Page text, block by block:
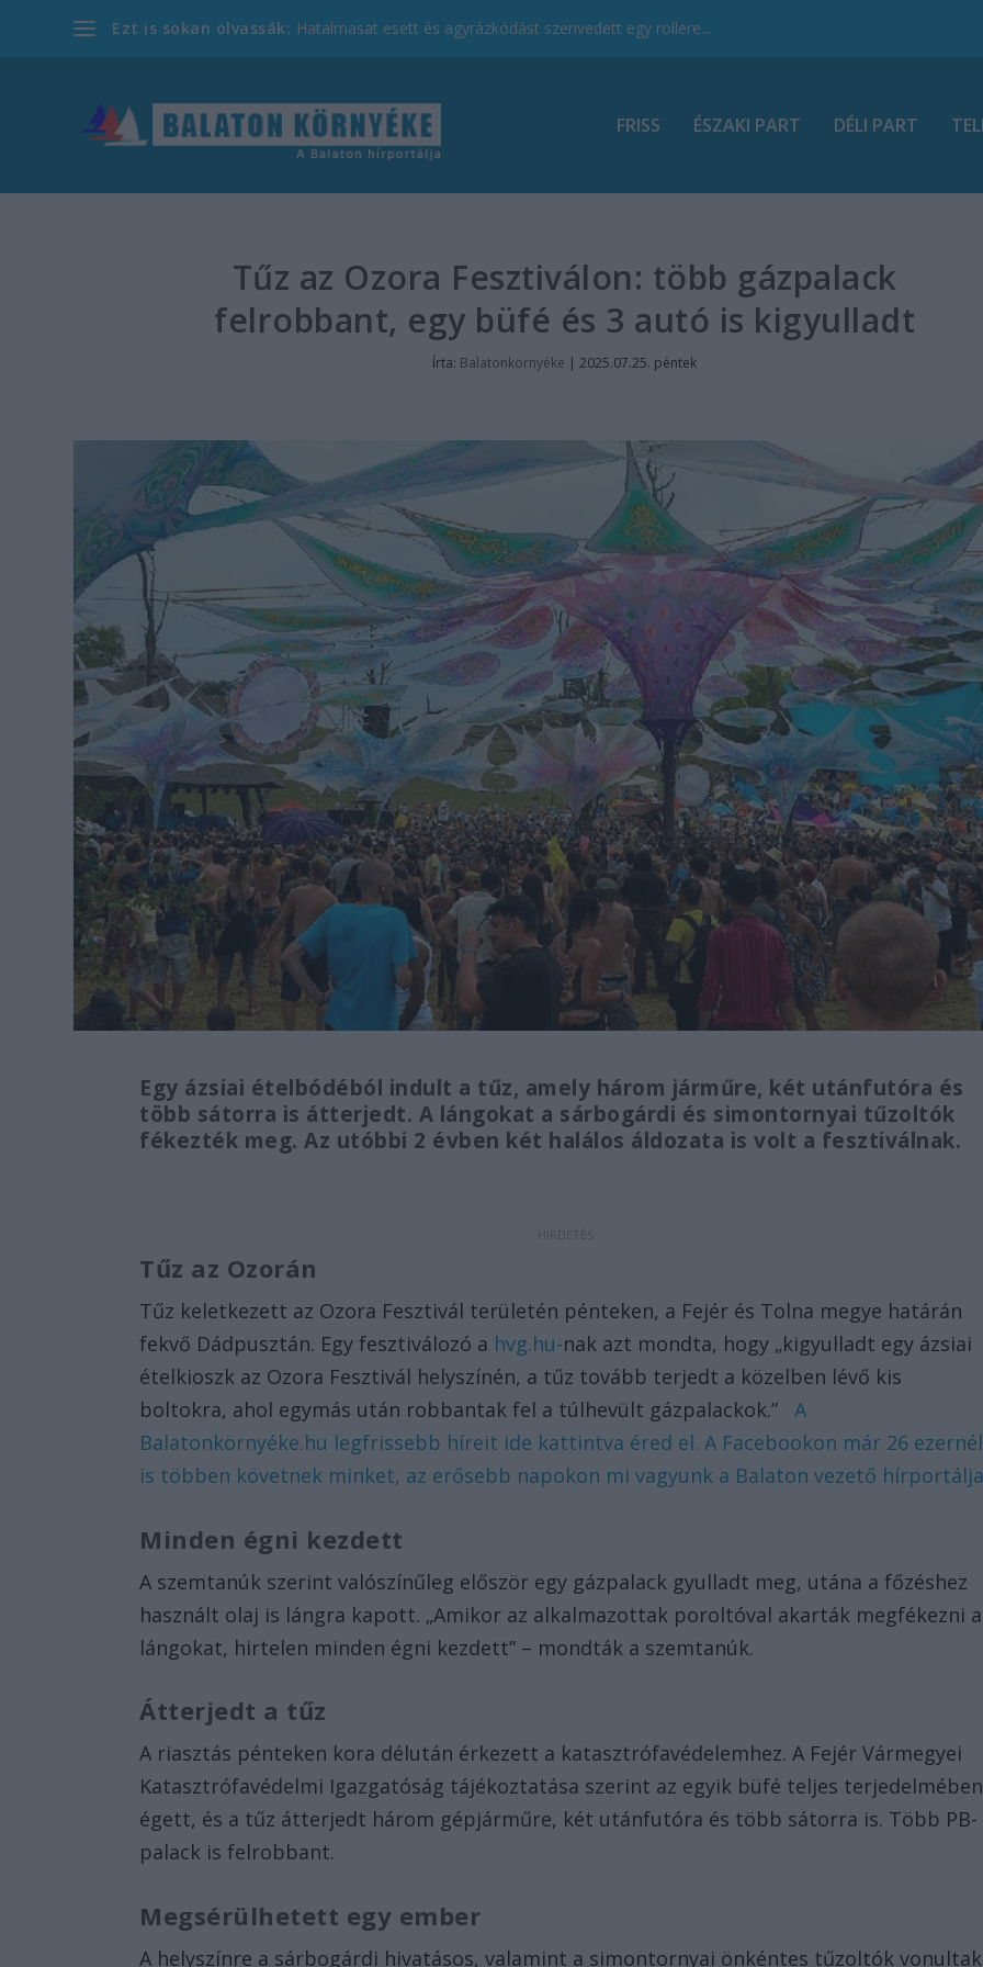
Ezt is sokan olvassák: Hatalmasat esett és agyrázkódást szenvedett egy rollere...
FRISS ÉSZAKI PART DÉLI PART
Tűz az Ozora Fesztiválon: több gázpalack
felrobbant, egy büfé és 3 autó is kigyulladt
Írta: Balatonkörnyéke |2025.07.25. péntek
Egy ázsiai ételbódéból indult a tűz, amely három járműre, két utánfutóra és
több sátorra is átterjedt. A lángokat a sárbogárdi és simontornyai tűzoltók
fékezték meg. Az utóbbi 2 évben két halálos áldozata is volt a fesztiválnak.
Tűz az Ozorán
Tűz keletkezett az Ozora Fesztivál területén pénteken, a Fejér és Tolna megye határán
fekvő Dádpusztán. Egy fesztiválozó a hvg.hu-nak azt mondta, hogy „kigyulladt egy ázsiai
ételkioszk az Ozora Fesztivál helyszínén, a tűz tovább terjedt a közelben lévő kis
boltokra, ahol egymás után robbantak fel a túlhevült gázpalackok.”
A
Balatonkörnyéke.hu legfrissebb híreit ide kattintva éred el. A Facebookon már 26 ezernél
is többen követnek minket, az erősebb napokon mi vagyunk a Balaton vezető
Minden égni kezdett
A szemtanúk szerint valószínűleg először egy gázpalack gyulladt meg, utána a főzéshez
használt olaj is lángra kapott. „Amikor az alkalmazottak poroltóval akarták megfékezni a
lángokat, hirtelen minden égni kezdett” – mondták a szemtanúk.
Átterjedt a tűz
A riasztás pénteken kora délután érkezett a katasztrófavédelemhez. A Fejér Vármegyei
Katasztrófavédelmi Igazgatóság tájékoztatása szerint az egyik büfé teljes terjedelmében
égett, és a tűz átterjedt három gépjárműre, két utánfutóra és több sátorra is. Több PB-
palack is felrobbant.
Megsérülhetett egy ember
A helyszínre a sárbogárdi hivatásos, valamint a simontornyai önkéntes tűzoltók vonultak